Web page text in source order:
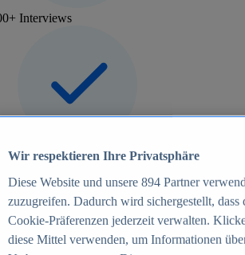
Interviews
Marken
entdecken
Insights
zu mehr als 39.000 Online-Shops
Wir respektieren Ihre Privatsphäre
Diese Website und unsere 894 Partner
zuzugreifen. Dadurch wird sichergestellt,
Cookie-Präferenzen jederzeit verwalten.
diese Mittel verwenden, um Informationen